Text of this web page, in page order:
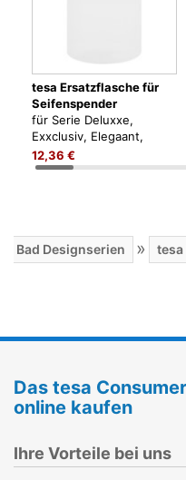
tesa Ersatzflasche für
Seifenspender
für Serie Deluxxe,
Exxclusiv, Elegaant,
Esteetic
12,36 €
Bad Designserien » tesa
Das tesa
online kaufen
Ihre Vorteile bei uns